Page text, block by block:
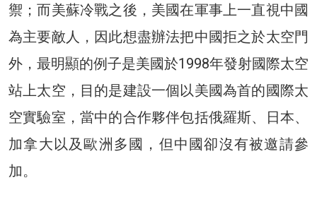
禦；而美蘇冷戰之後，美國在軍事上一直視中國
為主要敵人，因此想盡辦法把中國拒之於太空門
外，最明顯的例子是美國於1998年發射國際太空
站上太空，目的是建設一個以美國為首的國際太
空實驗室，當中的合作夥伴包括俄羅斯、日本、
加拿大以及歐洲多國，但中國卻沒有被邀請參
加。